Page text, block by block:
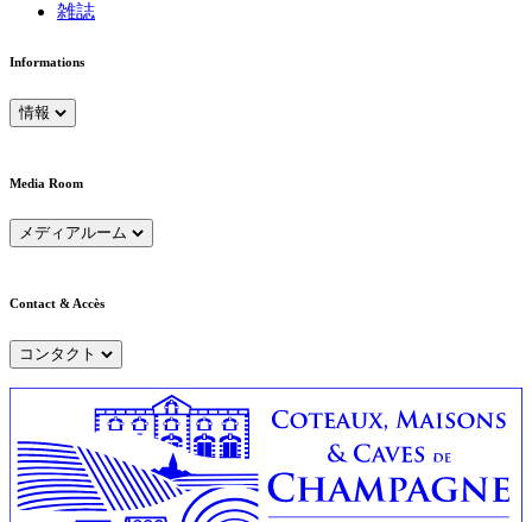
雑誌
Informations
情報
Media Room
メディアルーム
Contact & Accès
コンタクト